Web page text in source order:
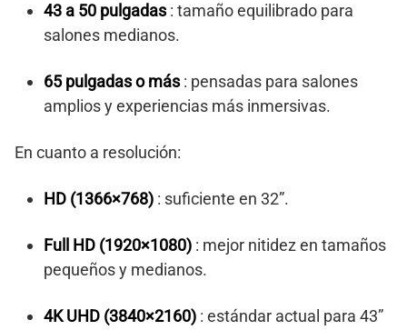
43 a 50 pulgadas: tamaño equilibrado para
salones medianos.
65 pulgadas o más: pensadas para salones
amplios y experiencias más inmersivas.
En cuanto a resolución:
HD (1366×768) : suficiente en 32”.
Full HD (1920×1080) : mejor nitidez en tamaños
pequeños y medianos.
4K UHD (3840×2160) : estándar actual para 43”